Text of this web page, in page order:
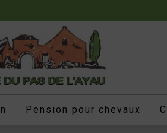
Pension pour chevaux